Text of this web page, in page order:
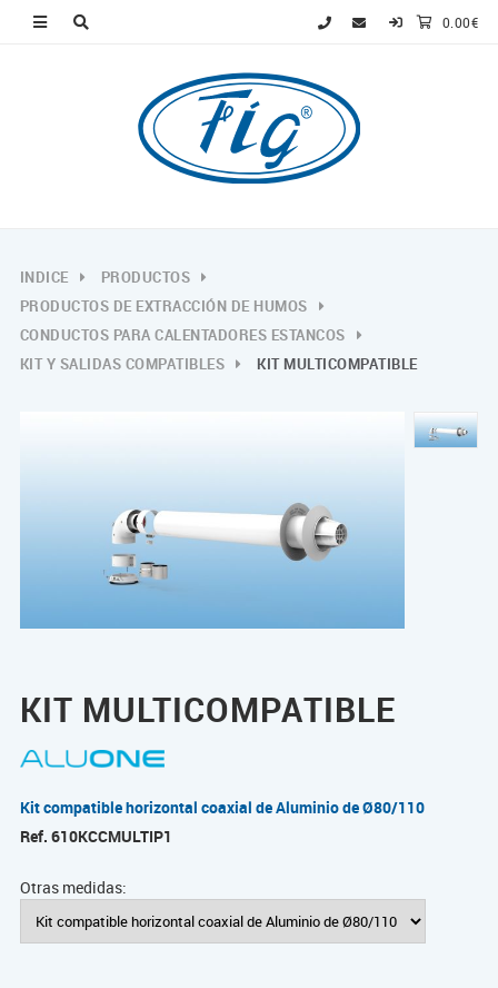
0.00€
INDICE
PRODUCTOS
PRODUCTOS DE EXTRACCIÓN DE HUMOS
CONDUCTOS PARA CALENTADORES ESTANCOS
KIT Y SALIDAS COMPATIBLES
KIT MULTICOMPATIBLE
KIT MULTICOMPATIBLE
Kit compatible horizontal coaxial de Aluminio de Ø80/110
Ref. 610KCCMULTIP1
Otras medidas: